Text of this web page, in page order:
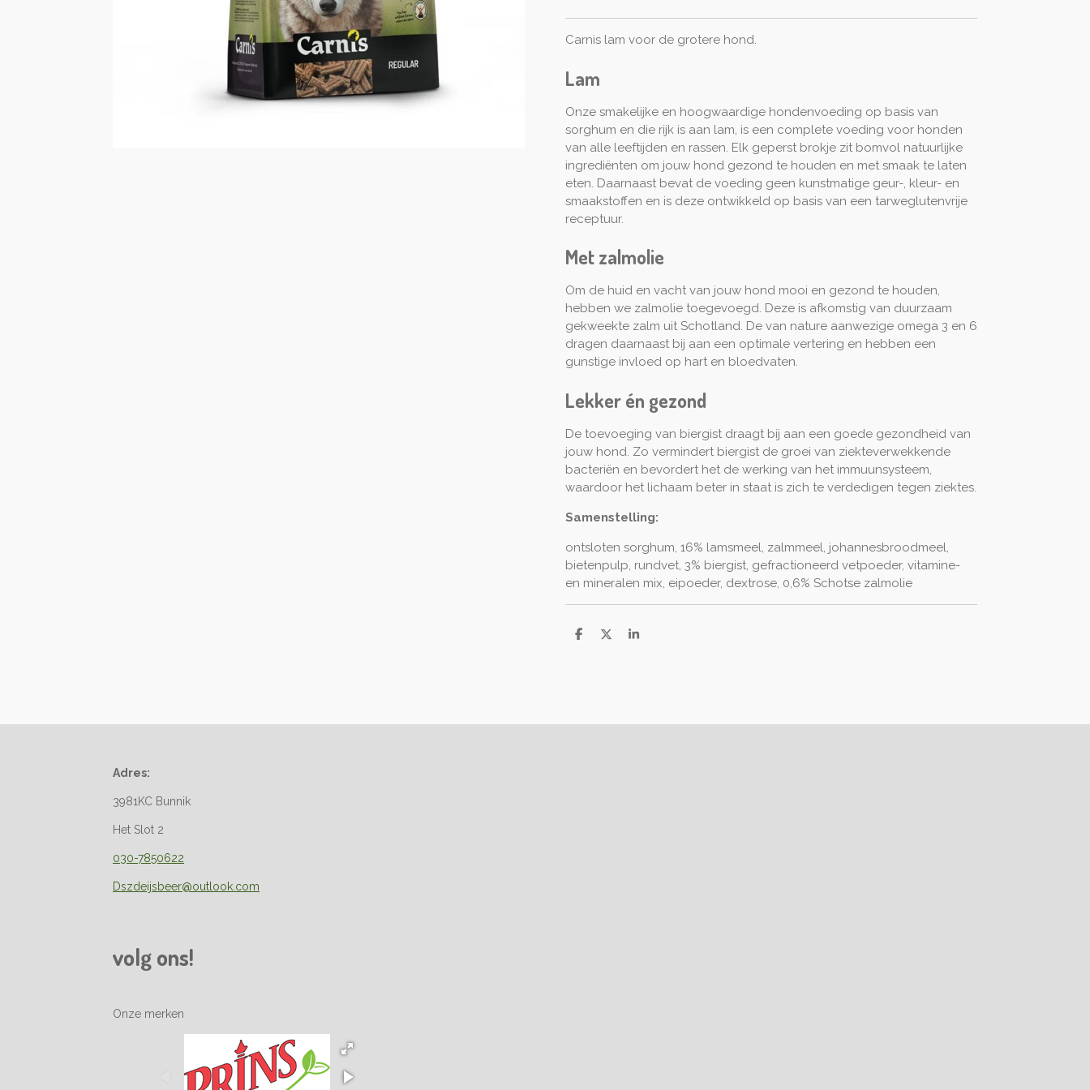
Carnis lam voor de grotere hond.
Lam
Onze smakelijke en hoogwaardige hondenvoeding op basis van
sorghum en die rijk is aan lam, is een complete voeding voor honden
van alle leeftijden en rassen. Elk geperst brokje zit bomvol natuurlijke
ingrediënten om jouw hond gezond te houden en met smaak te laten
eten. Daarnaast bevat de voeding geen kunstmatige geur-, kleur- en
smaakstoffen en is deze ontwikkeld op basis van een tarweglutenvrije
receptuur.
Met zalmolie
Om de huid en vacht van jouw hond mooi en gezond te houden,
hebben we zalmolie toegevoegd. Deze is afkomstig van duurzaam
gekweekte zalm uit Schotland. De van nature aanwezige omega 3 en 6
dragen daarnaast bij aan een optimale vertering en hebben een
gunstige invloed op hart en bloedvaten.
Lekker én gezond
De toevoeging van biergist draagt bij aan een goede gezondheid van
jouw hond. Zo vermindert biergist de groei van ziekteverwekkende
bacteriën en bevordert het de werking van het immuunsysteem,
waardoor het lichaam beter in staat is zich te verdedigen tegen ziektes.
Samenstelling:
ontsloten sorghum, 16% lamsmeel, zalmmeel, johannesbroodmeel,
bietenpulp, rundvet, 3% biergist, gefractioneerd vetpoeder, vitamine-
en mineralen mix, eipoeder, dextrose, 0,6% Schotse zalmolie
D
D
S
Adres:
3981KC Bunnik
Het Slot 2
030-7850622
Dszdeijsbeer@outlook.com
volg ons!
Onze merken